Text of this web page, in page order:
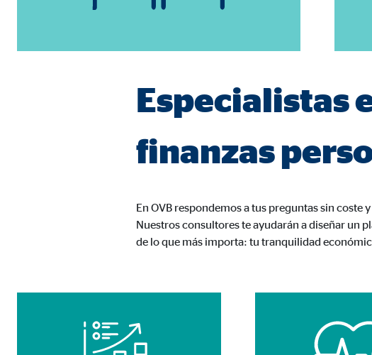
Especialistas
finanzas
En OVB respondemos a tus preguntas sin coste
Nuestros consultores te ayudarán a diseñar un
de lo que más importa: tu tranquilidad
Proveedor:
cookies estadísticas
se utilizan para obtener información
mismo en función de esta información. Estas cookies recogen
consintiendo de forma explícita las transferencias
Google Analytics
Nombre: _ga, _gat_UA-
Duración: hasta 26 meses